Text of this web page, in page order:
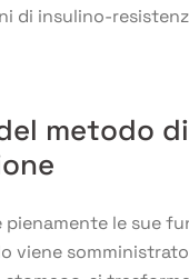
di insulino-
metodo di
pienamente le sue
viene